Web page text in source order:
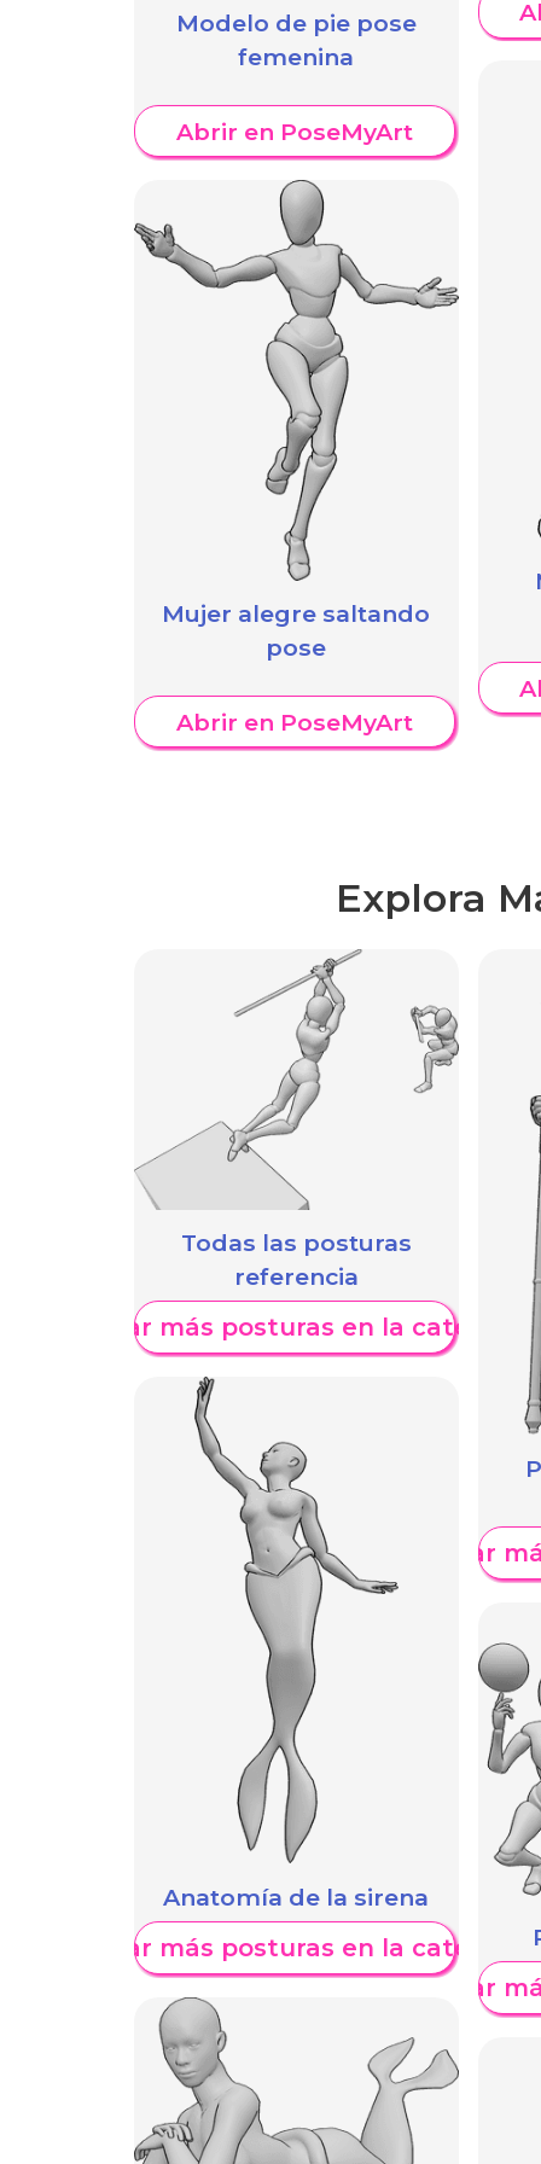
Modelo de pie pose
femenina
Abrir en PoseMyArt
Mujer alegre saltando
pose
Abrir en PoseMyArt
Explora
Todas las posturas
referencia
Mostrar más posturas en la categoría
Anatomía de la sirena
Mostrar más posturas en la categoría
Mostrar
Mostrar